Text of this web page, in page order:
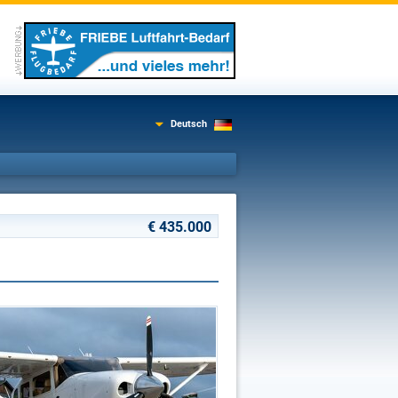
Deutsch
€ 435.000